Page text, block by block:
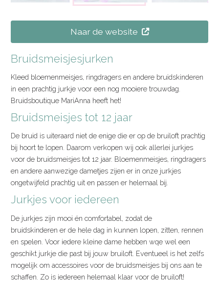
Naar de website
Bruidsmeisjesjurken
Kleed bloemenmeisjes, ringdragers en andere bruidskinderen
in een prachtig jurkje voor een nog mooiere trouwdag.
Bruidsboutique MariAnna heeft het!
Bruidsmeisjes tot 12 jaar
De bruid is uiteraard niet de enige die er op de bruiloft prachtig
bij hoort te lopen. Daarom verkopen wij ook allerlei jurkjes
voor de bruidsmeisjes tot 12 jaar. Bloemenmeisjes, ringdragers
en andere aanwezige dametjes zijen er in onze jurkjes
ongetwijfeld prachtig uit en passen er helemaal bij.
Jurkjes voor iedereen
De jurkjes zijn mooi én comfortabel, zodat de
bruidskinderen er de hele dag in kunnen lopen, zitten, rennen
en spelen. Voor iedere kleine dame hebben wqe wel een
geschikt jurkje die past bij jouw bruiloft. Eventueel is het zelfs
mogelijk om accessoires voor de bruidsmeisjes bij ons aan te
schaffen. Zo is iedereen helemaal klaar voor de bruiloft!